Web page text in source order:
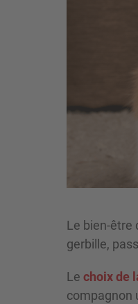
Le bien-être
gerbille,
Le choix de
compagnon